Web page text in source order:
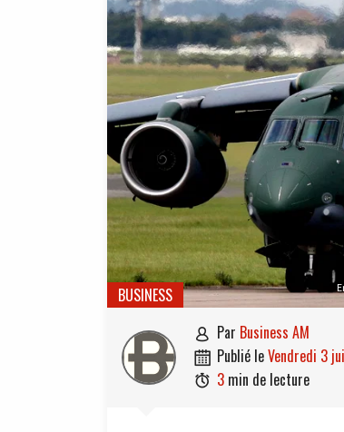
BUSINESS
 par Business AM
 publié le vendredi 3
 3 min de lecture